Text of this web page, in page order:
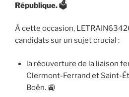
République.🗳️
À cette occasion,
candidats sur un sujet crucial :
la réouverture de la liaison
Clermont-Ferrand et Saint-
Boën. 🚉